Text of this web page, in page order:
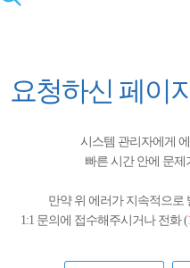
요청하신 페이
시스템 관리자에게
빠른 시간 안에 문
만약 위 에러가 지속적으로
1:1 문의에 접수해주시거나 전화 (